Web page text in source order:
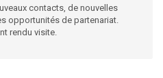
contacts, de nouvelles
opportunités de partenariat.
rendu visite.